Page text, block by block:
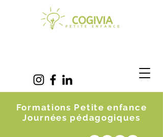
Formations Petite enfance
Journées pédagogiques